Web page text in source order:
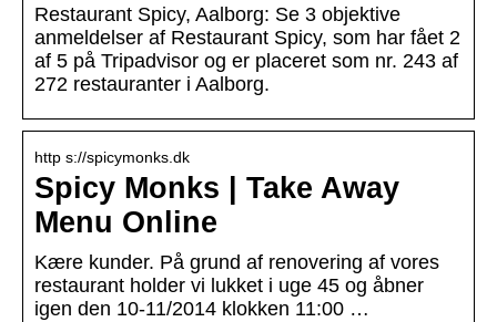
Restaurant Spicy, Aalborg: Se 3 objektive
anmeldelser af Restaurant Spicy, som har fået 2
af 5 på Tripadvisor og er placeret som nr. 243 af
272 restauranter i Aalborg.
http s://spicymonks.dk
Spicy Monks | Take Away
Menu Online
Kære kunder. På grund af renovering af vores
restaurant holder vi lukket i uge 45 og åbner
igen den 10-11/2014 klokken 11:00 …